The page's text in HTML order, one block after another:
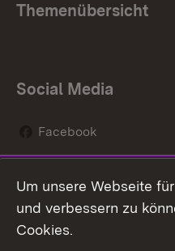
Themenübersicht
Social Media
Facebook
Social Wall
Youtube
Um unsere Webseite
und verbessern zu
Cookies.